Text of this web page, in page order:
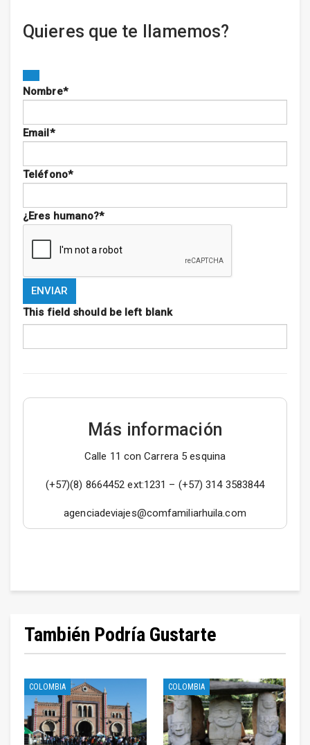
Quieres que te llamemos?
Nombre*
Email*
Teléfono*
¿Eres humano?*
ENVIAR
This field should be left blank
Más información
Calle 11 con Carrera 5 esquina
(+57)(8) 8664452 ext:1231 – (+57) 314 3583844
agenciadeviajes@comfamiliarhuila.com
También Podría Gustarte
COLOMBIA COLOMBIA